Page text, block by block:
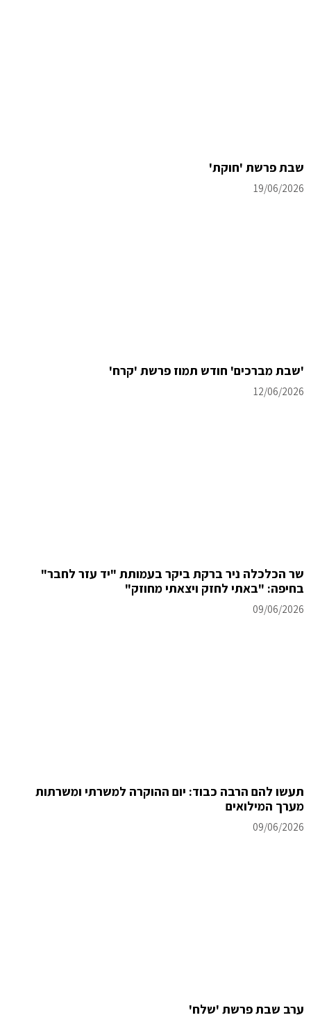
שבת פרשת 'חוקת'
19/06/2026
'שבת מברכים' חודש תמוז פרשת 'קרח'
12/06/2026
שר הכלכלה ניר ברקת ביקר בעמותת "יד עזר לחבר"
בחיפה: "באתי לחזק ויצאתי מחוזק"
09/06/2026
תעשו להם הרבה כבוד: יום ההוקרה למשרתי ומשרתות
מערך המילואים
09/06/2026
ערב שבת פרשת 'שלח'